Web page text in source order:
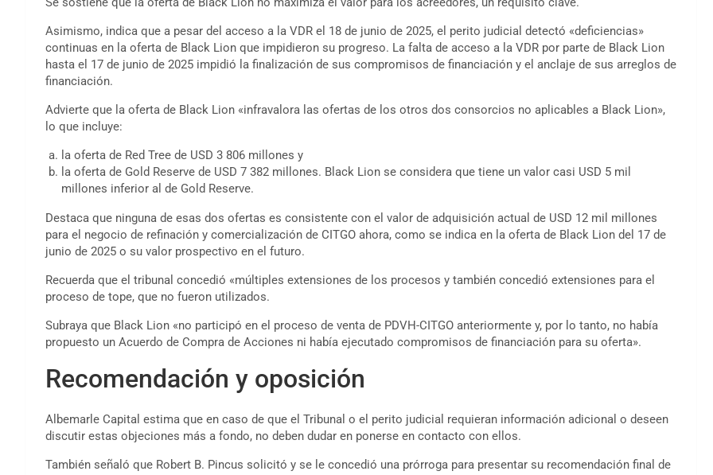
Asimismo, indica que a pesar del acceso a la VDR el 18 de junio de 2025, el perito judicial detectó «deficiencias»
continuas en la oferta de Black Lion que impidieron su progreso. La falta de acceso a la VDR por parte de Black Lion
hasta el 17 de junio de 2025 impidió la finalización de sus compromisos de financiación y el anclaje de sus arreglos de
financiación.
Advierte que la oferta de Black Lion «infravalora las ofertas de los otros dos consorcios no aplicables a Black Lion»,
lo que incluye:
la oferta de Red Tree de USD 3 806 millones y
la oferta de Gold Reserve de USD 7 382 millones. Black Lion se considera que tiene un valor casi USD 5 mil
millones inferior al de Gold Reserve.
Destaca que ninguna de esas dos ofertas es consistente con el valor de adquisición actual de USD 12 mil millones
para el negocio de refinación y comercialización de CITGO ahora, como se indica en la oferta de Black Lion del 17 de
junio de 2025 o su valor prospectivo en el futuro.
Recuerda que el tribunal concedió «múltiples extensiones de los procesos y también concedió extensiones para el
proceso de tope, que no fueron utilizados.
Subraya que Black Lion «no participó en el proceso de venta de PDVH-CITGO anteriormente y, por lo tanto, no había
propuesto un Acuerdo de Compra de Acciones ni había ejecutado compromisos de financiación para su oferta».
Recomendación y oposición
Albemarle Capital estima que en caso de que el Tribunal o el perito judicial requieran información adicional o deseen
discutir estas objeciones más a fondo, no deben dudar en ponerse en contacto con ellos.
También señaló que Robert B. Pincus solicitó y se le concedió una prórroga para presentar su recomendación final de